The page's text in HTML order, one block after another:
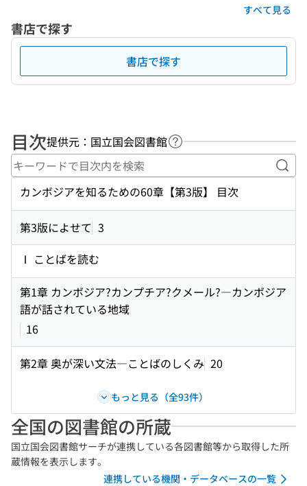
すべて見る
書店で探す
書店で探す
目次提供元：国立国会図書館 ヘルプページへのリンク
キ
カンボジアを知るための60章【第3版】 目次
第3版によせて 3
Ⅰ ことばを読む
第1章 カンボジア?カンプチア?クメール?―カンボジア
語が話されている地域
16
第2章 奥が深い文法―ことばのしくみ 20
もっと見る（全93件）
全国の図書館の所蔵
国立国会図書館サーチが連携している各図書館等から取得した所
蔵情報を表示します。
連携している機関・データベースの一覧